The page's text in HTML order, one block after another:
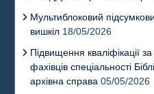
Мультиблоковий
вишкіл 18/05/2026
Підвищення кваліфікації
фахівців спеціальності
архівна справа 05/05/2026